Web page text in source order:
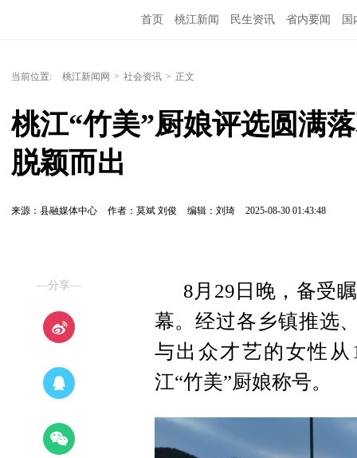
首页 桃江新闻 民生资讯 省内要闻 国
当前位置: 桃江新闻网 > 社会资讯 > 正文
桃江“竹美”厨娘评选圆满
脱颖而出
来源：县融媒体中心 作者：莫斌 刘俊 编辑：刘琦 2025-08-30 01:43:48
—分享—
8月29日晚，备受
幕。经过各乡镇推选
与出众才艺的女性
江“竹美”厨娘称号。